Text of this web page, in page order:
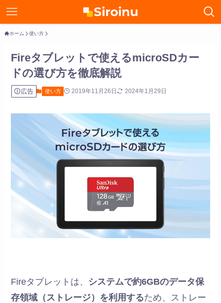
ホーム 使い方
Fireタブレットで使えるmicroSDカー
ドの選び方を徹底解説
広告 使い方 2019年11月26日 2024年1月29日
Fireタブレットは、 システムで約6GBのデータ保
存領域（ストレージ）を利用するため、ストレー